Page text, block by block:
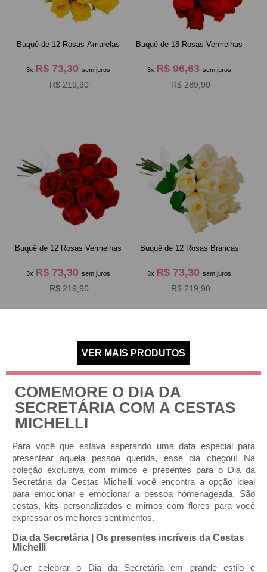
Buquê de 12 Rosas Amarelas
3x R$ 73,30 sem juros
R$ 219,90
Buquê de 18 Rosas Vermelhas
3x R$ 96,63sem juros
R$ 289,90
Buquê de 12 Rosas Vermelhas
3x R$ 73,30 sem juros
R$ 219,90
Buquê de 12 Rosas Brancas
3x R$ 73,30sem juros
R$ 219,90
COMEMORE O DIA DA
SECRETÁRIA COM A CESTAS
MICHELLI
Para você que estava esperando uma data especial para
presentear aquela pessoa querida, esse dia chegou! Na
coleção exclusiva com mimos e presentes para o Dia da
Secretária da Cestas Michelli você encontra a opção ideal
para emocionar e emocionar a pessoa homenageada. São
cestas, kits personalizados e mimos com flores para você
expressar os melhores sentimentos.
Dia da Secretária | Os presentes incríveis da Cestas
Michelli
Quer celebrar o Dia da Secretária em grande estilo e